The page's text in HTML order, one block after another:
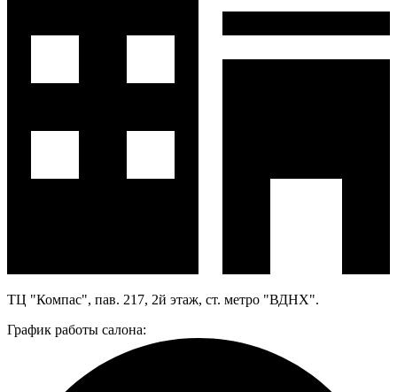
ТЦ "Компас", пав. 217, 2й этаж, ст. метро "ВДНХ".
График работы салона: